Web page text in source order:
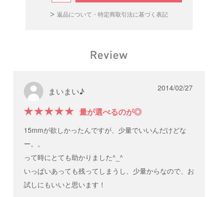
返品について・特定商取引法に基づく表記
まいまい♪
量が選べるのが◎
2014/02/27
15mmが欲しかったんですが、少量でいいんだけどな
ー。。
って時にとても助かりました^_^
いっぱいあっても残ってしまうし、少量からなので、お
試しにもいいと思います！